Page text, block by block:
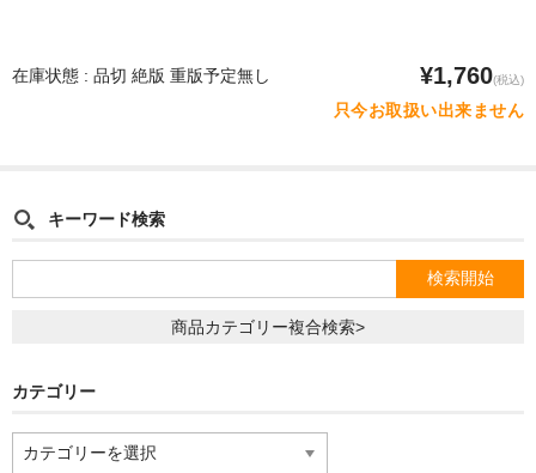
在庫状態 : 品切 絶版 重版予定無し ¥1,760(税込)
只今お取扱い出来ません
キーワード検索
商品カテゴリー複合検索>
カテゴリー